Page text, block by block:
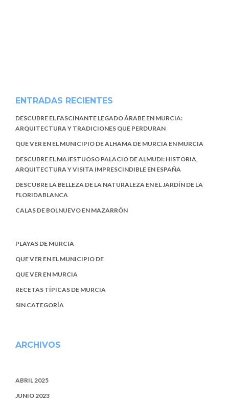
ENTRADAS RECIENTES
DESCUBRE EL FASCINANTE LEGADO ÁRABE EN MURCIA:
ARQUITECTURA Y TRADICIONES QUE PERDURAN
QUE VER EN EL MUNICIPIO DE ALHAMA DE MURCIA EN MURCIA
DESCUBRE EL MAJESTUOSO PALACIO DE ALMUDI: HISTORIA,
ARQUITECTURA Y VISITA IMPRESCINDIBLE EN ESPAÑA
DESCUBRE LA BELLEZA DE LA NATURALEZA EN EL JARDÍN DE LA
FLORIDABLANCA
CALAS DE BOLNUEVO EN MAZARRÓN
PLAYAS DE MURCIA
QUE VER EN EL MUNICIPIO DE
QUE VER EN MURCIA
RECETAS TÍPICAS DE MURCIA
SIN CATEGORÍA
ARCHIVOS
ABRIL 2025
JUNIO 2023